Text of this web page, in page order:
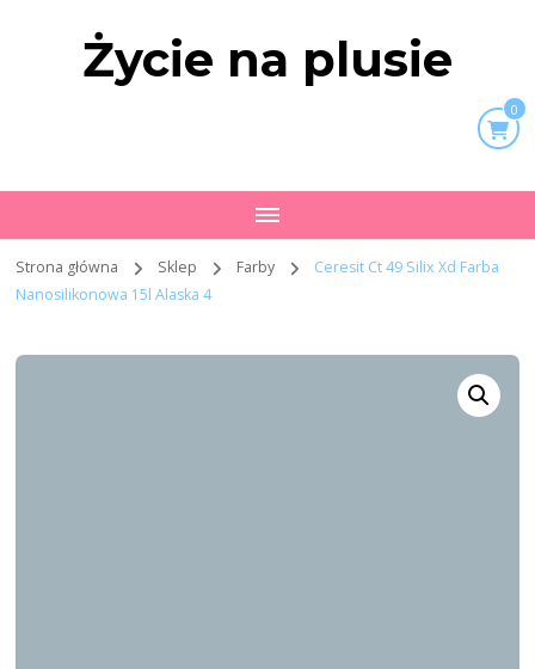
Życie na plusie
0
Strona główna Sklep Farby
Ceresit Ct 49 Silix Xd Farba
Nanosilikonowa 15l Alaska 4